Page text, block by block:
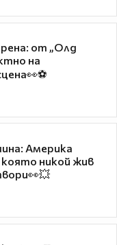
от „Олд
на
Америка
която никой жив